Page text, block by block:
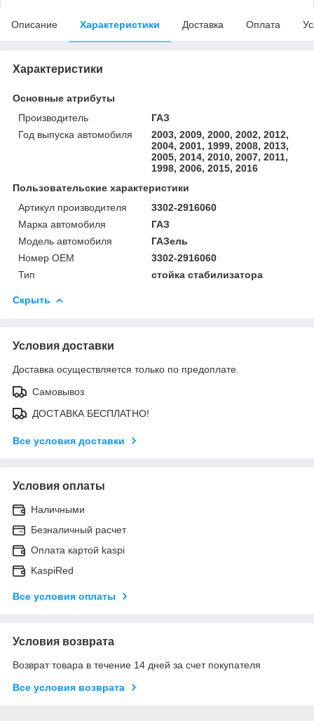
Описание Характеристики Доставка Оплата
Характеристики
Основные атрибуты
Производитель
ГАЗ
Год выпуска автомобиля
2003, 2009, 2000, 2002, 2012,
2004, 2001, 1999, 2008, 2013,
2005, 2014, 2010, 2007, 2011,
1998, 2006, 2015, 2016
Пользовательские характеристики
Артикул производителя
3302-2916060
Марка автомобиля
ГАЗ
Модель автомобиля
ГАЗель
Номер OEM
3302-2916060
Тип
стойка стабилизатора
Скрыть
Условия доставки
Доставка осуществляется только по предоплате.
Самовывоз
ДОСТАВКА БЕСПЛАТНО!
Все условия доставки
Условия оплаты
Наличными
Безналичный расчет
Оплата картой kaspi
KaspiRed
Все условия оплаты
Условия возврата
Возврат товара в течение 14 дней за счет покупателя
Все условия возврата